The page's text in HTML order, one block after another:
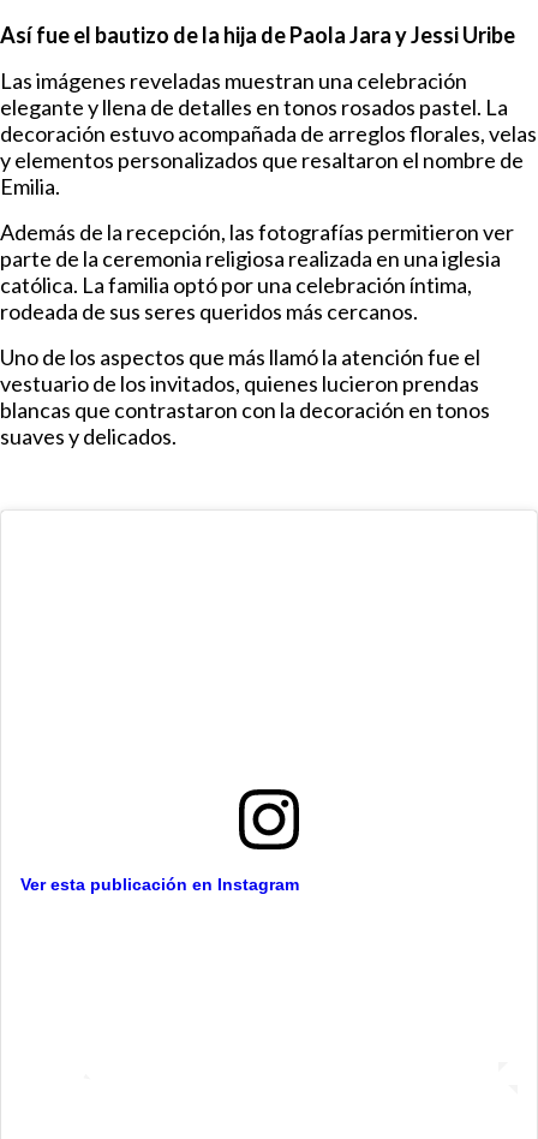
Así fue el bautizo de la hija de Paola Jara y Jessi Uribe
Las imágenes reveladas muestran una celebración
elegante y llena de detalles en tonos rosados pastel. La
decoración estuvo acompañada de arreglos florales, velas
y elementos personalizados que resaltaron el nombre de
Emilia.
Además de la recepción, las fotografías permitieron ver
parte de la ceremonia religiosa realizada en una iglesia
católica. La familia optó por una celebración íntima,
rodeada de sus seres queridos más cercanos.
Uno de los aspectos que más llamó la atención fue el
vestuario de los invitados, quienes lucieron prendas
blancas que contrastaron con la decoración en tonos
suaves y delicados.
Ver esta publicación en Instagram